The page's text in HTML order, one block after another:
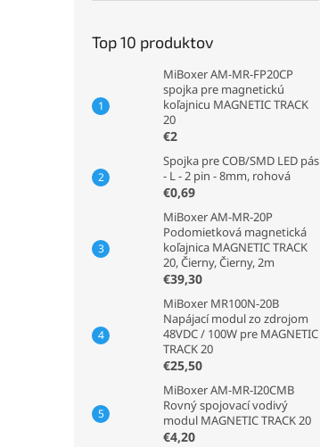
Top 10 produktov
MiBoxer AM-MR-FP20CP
spojka pre magnetickú
koľajnicu MAGNETIC TRACK
20
€2
Spojka pre COB/SMD LED pás
- L - 2 pin - 8mm, rohová
€0,69
MiBoxer AM-MR-20P
Podomietková magnetická
koľajnica MAGNETIC TRACK
20, Čierny, Čierny, 2m
€39,30
MiBoxer MR100N-20B
Napájací modul zo zdrojom
48VDC / 100W pre MAGNETIC
TRACK 20
€25,50
MiBoxer AM-MR-I20CMB
Rovný spojovací vodivý
modul MAGNETIC TRACK 20
€4,20